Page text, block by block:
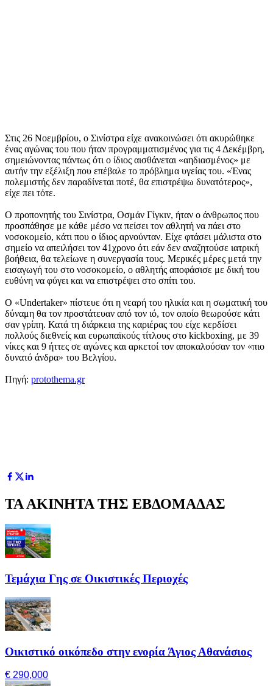
Στις 26 Νοεμβρίου, ο Σινίστρα είχε ανακοινώσει ότι ακυρώθηκε
ένας αγώνας του που ήταν προγραμματισμένος για τις 4 Δεκέμβρη,
σημειώνοντας πάντως ότι ο ίδιος αισθάνεται «αηδιασμένος» με
αυτήν την εξέλιξη που επέβαλε το πρόβλημα υγείας του. «Ένας
πολεμιστής δεν παραδίνεται ποτέ, θα επιστρέψω δυνατότερος»,
είχε πει τότε.
Ο προπονητής του Σινίστρα, Οσμάν Γίγκιν, ήταν ο άνθρωπος που
προσπάθησε με κάθε μέσο να πείσει τον αθλητή να πάει στο
νοσοκομείο, κάτι που ο ίδιος αρνούνταν. Είχε φτάσει μάλιστα στο
σημείο να απειλήσει τον 41χρονο ότι εάν δεν αναζητούσε ιατρική
βοήθεια, θα τελείωνε η συνεργασία τους. Μερικές μέρες μετά την
εισαγωγή του στο νοσοκομείο, ο αθλητής αποφάσισε με δική του
ευθύνη να φύγει και να επιστρέψει στο σπίτι του.
Ο «Undertaker» πίστευε ότι η νεαρή του ηλικία και η σωματική του
δύναμη θα τον προστάτευαν από τον ιό, τον οποίο θεωρoύσε κάτι
σαν γρίπη. Κατά τη διάρκεια της καριέρας του είχε κερδίσει
πολλούς διεθνείς και ευρωπαϊκούς τίτλους στο kickboxing, με 39
νίκες και 9 ήττες σε αγώνες και αρκετοί τον αποκαλούσαν τον «πιο
δυνατό άνδρα» του Βελγίου.
Πηγή: protothema.gr
ΤΑ ΑΚΙΝΗΤΑ ΤΗΣ ΕΒΔΟΜΑΔΑΣ
Τεμάχια Γης σε Οικιστικές Περιοχές
Οικιστικό οικόπεδο στην ενορία Άγιος Αθανάσιος
€ 290,000